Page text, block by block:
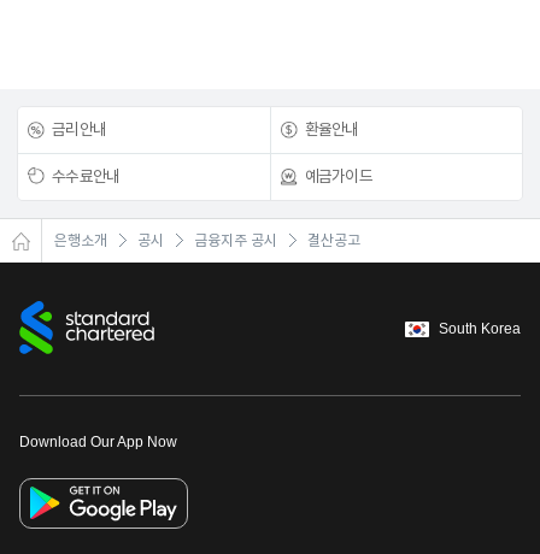
금리안내 환율안내
수수료안내 예금가이드
은행소개 공시 금융지주 공시 결산공고
South Korea
Download Our App Now